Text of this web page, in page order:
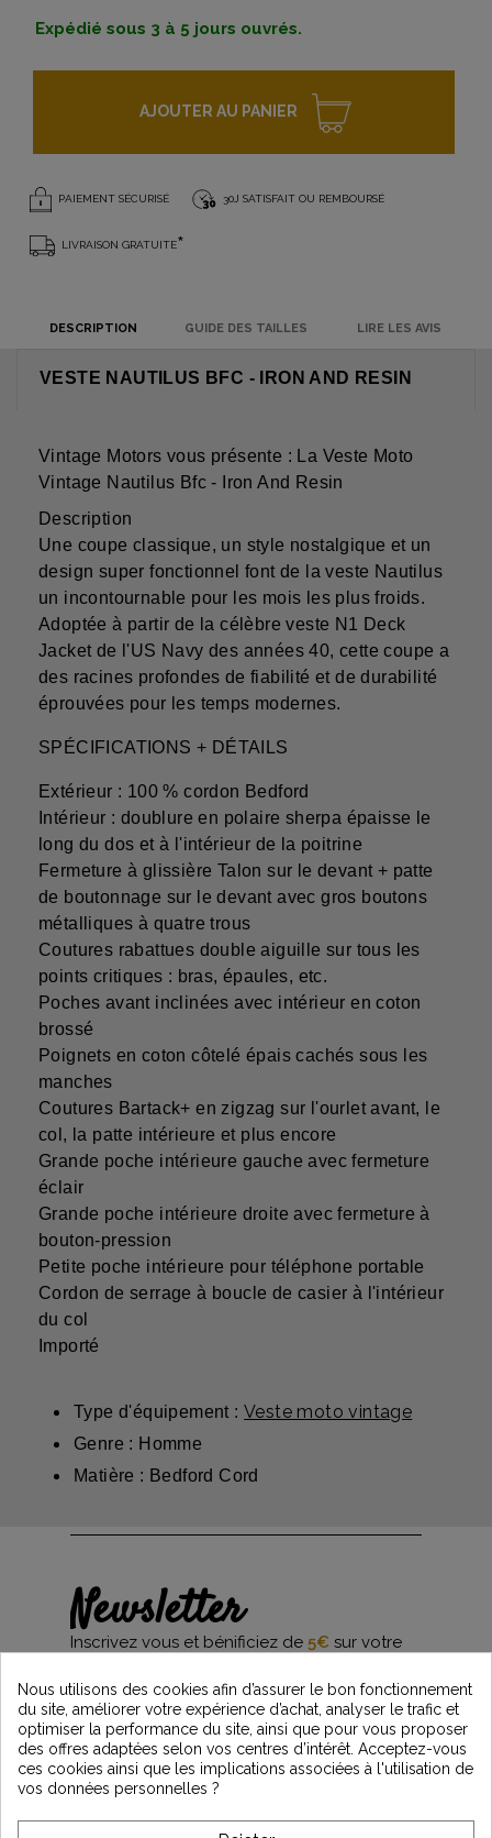
Expédié sous 3 à 5 jours ouvrés.
AJOUTER AU PANIER
PAIEMENT SÉCURISÉ 30J SATISFAIT OU REMBOURSÉ
LIVRAISON GRATUITE*
DESCRIPTION GUIDE DES TAILLES LIRE LES AVIS
VESTE NAUTILUS BFC - IRON AND RESIN
Vintage Motors vous présente : La Veste Moto
Vintage Nautilus Bfc - Iron And Resin
Description
Une coupe classique, un style nostalgique et un
design super fonctionnel font de la veste Nautilus
un incontournable pour les mois les plus froids.
Adoptée à partir de la célèbre veste N1 Deck
Jacket de l'US Navy des années 40, cette coupe a
des racines profondes de fiabilité et de durabilité
éprouvées pour les temps modernes.
SPÉCIFICATIONS + DÉTAILS
Extérieur : 100 % cordon Bedford
Intérieur : doublure en polaire sherpa épaisse le
long du dos et à l'intérieur de la poitrine
Fermeture à glissière Talon sur le devant + patte
de boutonnage sur le devant avec gros boutons
métalliques à quatre trous
Coutures rabattues double aiguille sur tous les
points critiques : bras, épaules, etc.
Poches avant inclinées avec intérieur en coton
brossé
Poignets en coton côtelé épais cachés sous les
manches
Coutures Bartack+ en zigzag sur l'ourlet avant, le
col, la patte intérieure et plus encore
Grande poche intérieure gauche avec fermeture
éclair
Grande poche intérieure droite avec fermeture à
bouton-pression
Petite poche intérieure pour téléphone portable
Cordon de serrage à boucle de casier à l'intérieur
du col
Importé
Type d'équipement : Veste moto vintage
Genre : Homme
Matière : Bedford Cord
Newsletter
Inscrivez vous et bénificiez de 5€ sur votre
et restez informés des dernières nouveautés
Vintage Motors
*Dès 99€ d'achat. En vous abonnant à notre newsletter, vous reconnaissez avoir pris
l'acceptez.
Nous utilisons des cookies afin d’assurer le bon fonctionnement
du site, améliorer votre expérience d’achat, analyser le trafic et
optimiser la performance du site, ainsi que pour vous proposer
des offres adaptées selon vos centres d’intérêt. Acceptez-vous
ces cookies ainsi que les implications associées à l'utilisation de
vos données personnelles ?